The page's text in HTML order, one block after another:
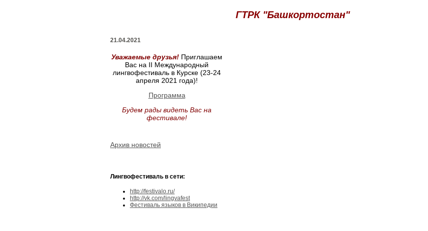
21.04.2021
Уважаемые друзья! Приглашаем
Вас на II Международный
лингвофестиваль в Курске (23-24
апреля 2021 года)!
Программа
Будем рады видеть Вас на
фестивале!
Архив новостей
Лингвофестиваль в сети:
http://festivalo.ru/
http://vk.com/lingvafest
Фестиваль языков в Википедии
ГТРК "Башкортостан"